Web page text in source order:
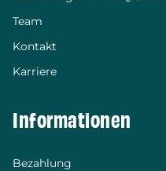
Team
Kontakt
Karriere
Informationen
Bezahlung